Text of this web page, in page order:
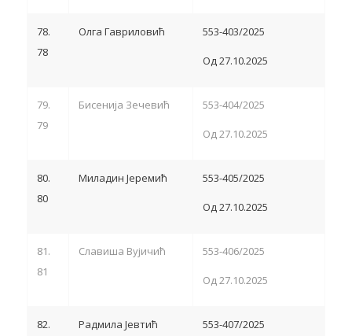
78.
78
Олга Гавриловић 553-403/2025
Од 27.10.2025
79.
79
Бисенија Зечевић 553-404/2025
Од 27.10.2025
80.
80
Миладин Јеремић 553-405/2025
Од 27.10.2025
81.
81
Славиша Вујичић 553-406/2025
Од 27.10.2025
82.
Радмила Јевтић 553-407/2025